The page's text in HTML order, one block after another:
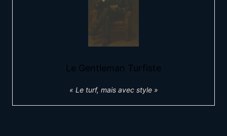
Le Gentleman Turfiste
« Le turf, mais avec style »